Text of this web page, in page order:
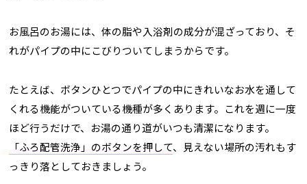
お風呂のお湯には、体の脂や入浴剤の成分が混ざっており、そ
れがパイプの中にこびりついてしまうからです。
たとえば、ボタンひとつでパイプの中にきれいなお水を通して
くれる機能がついている機種が多くあります。これを週に一度
ほど行うだけで、お湯の通り道がいつも清潔になります。
「ふろ配管洗浄」のボタンを押して、見えない場所の汚れもす
っきり落としておきましょう。